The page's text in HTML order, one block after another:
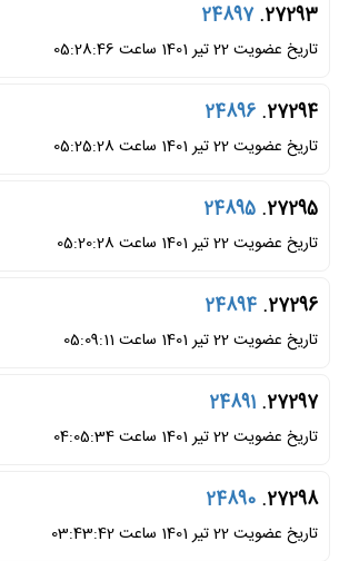
27293.
24897
تاریخ عضویت 22 تیر 1401 ساعت 05:28:46
27294.
24896
تاریخ عضویت 22 تیر 1401 ساعت 05:25:28
27295.
24895
تاریخ عضویت 22 تیر 1401 ساعت 05:20:28
27296.
24894
تاریخ عضویت 22 تیر 1401 ساعت 05:09:11
27297.
24891
تاریخ عضویت 22 تیر 1401 ساعت 04:05:34
27298.
24890
تاریخ عضویت 22 تیر 1401 ساعت 03:43:42